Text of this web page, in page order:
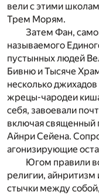
вели с этими
Трем Морям.
Затем Фан,
называемого
пустынных людей
Бивню и Тысяче
несколько
жрецы-чародеи
себя, завоевали
включая
Айнри Сейена.
агонизирующие
Югом правили
религии, айнритизм
стычки между